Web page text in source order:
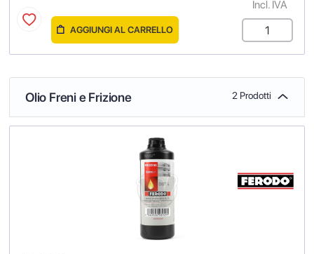
Incl. IVA
AGGIUNGI AL CARRELLO
Olio Freni e Frizione 2 Prodotti